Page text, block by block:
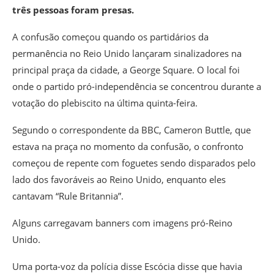
três pessoas foram presas.
A confusão começou quando os partidários da
permanência no Reio Unido lançaram sinalizadores na
principal praça da cidade, a George Square. O local foi
onde o partido pró-independência se concentrou durante a
votação do plebiscito na última quinta-feira.
Segundo o correspondente da BBC, Cameron Buttle, que
estava na praça no momento da confusão, o confronto
começou de repente com foguetes sendo disparados pelo
lado dos favoráveis ao Reino Unido, enquanto eles
cantavam “Rule Britannia”.
Alguns carregavam banners com imagens pró-Reino
Unido.
Uma porta-voz da polícia disse Escócia disse que havia